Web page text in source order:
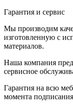
Гарантия и сервис
Мы производим
изготовленную с
материалов.
Наша компания
сервисное
Гарантия на всю
момента